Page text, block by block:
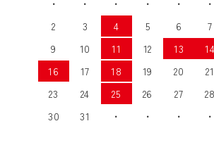
・
・ ・ ・ ・ ・
2
3 4 5 6 7
9
10 11 12 13 14
16
17 18 19 20 21
23
24 25 26 27 28
30
31 ・ ・ ・ ・